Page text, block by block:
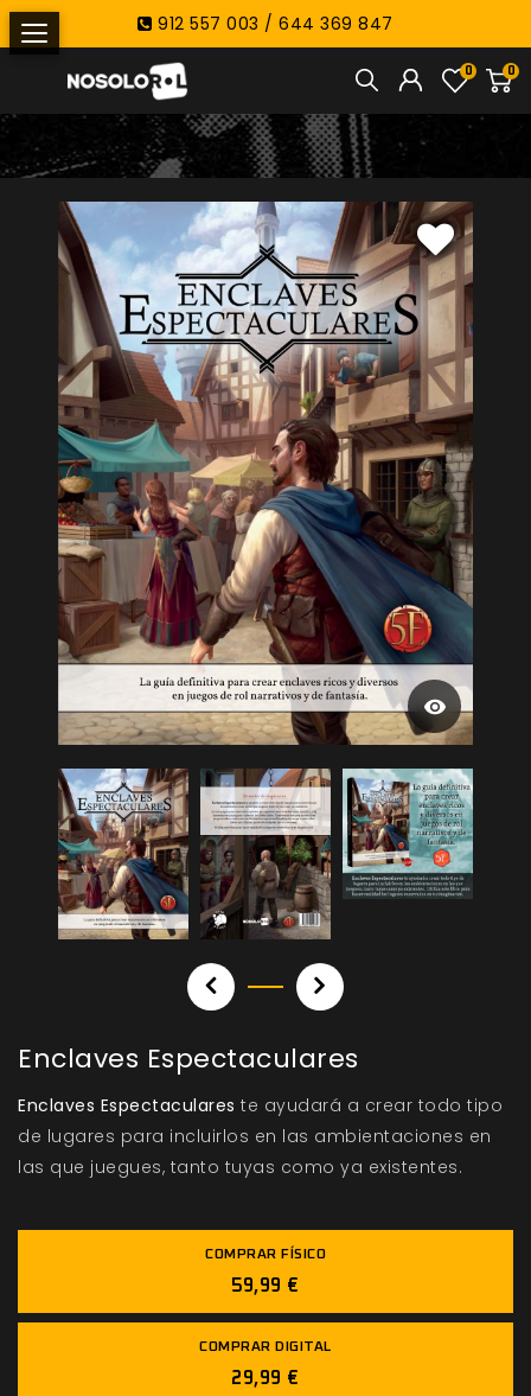
912 557 003 / 644 369 847
0
0
Enclaves Espectaculares
Enclaves Espectaculares te ayudará a crear todo tipo
de lugares para incluirlos en las ambientaciones en
las que juegues, tanto tuyas como ya existentes.
COMPRAR FÍSICO
59,99 €
COMPRAR DIGITAL
29,99 €